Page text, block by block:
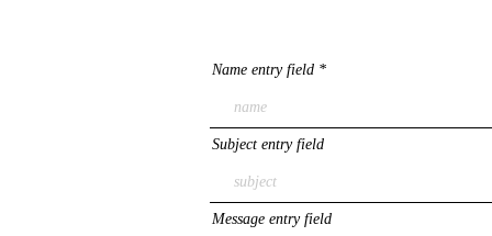
Name entry field
Subject entry field
Message entry field